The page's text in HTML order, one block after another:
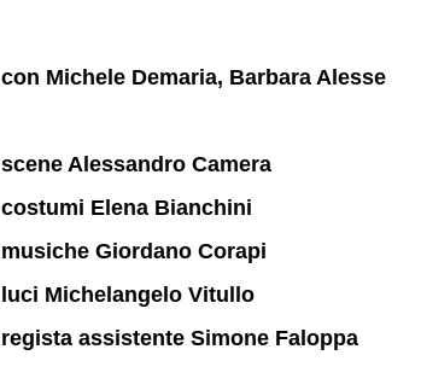
con Michele Demaria, Barbara Alesse
scene Alessandro Camera
costumi Elena Bianchini
musiche Giordano Corapi
luci Michelangelo Vitullo
regista assistente Simone Faloppa